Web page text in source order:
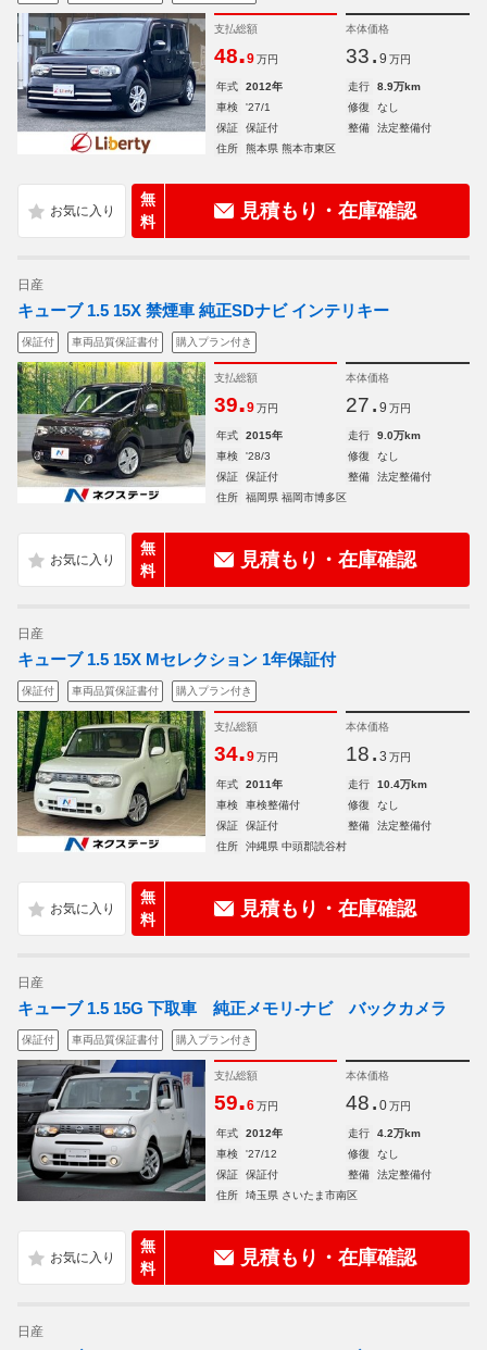
支払総額
48.9 万円
本体価格
33. 9 万円
年式 2012年 走行
8.9万km
車検
'27/1 修復
なし
保証
保証付 整備
法定整備付
住所
熊本県 熊本市東区
無
料
見積もり・在庫確認
日産
キューブ 1.5 15X 禁煙車 純正SDナビ インテリキー
保証付 車両品質保証書付 購入プラン付き
支払総額
39.9 万円
本体価格
27. 9 万円
年式 2015年 走行
9.0万km
車検
'28/3 修復
なし
保証
保証付 整備
法定整備付
住所
福岡県 福岡市博多区
無
料
見積もり・在庫確認
日産
キューブ 1.5 15X Mセレクション 1年保証付
保証付 車両品質保証書付 購入プラン付き
支払総額
34.9 万円
本体価格
18. 3 万円
年式 2011年 走行
10.4万km
車検
車検整備付 修復
なし
保証
保証付 整備
法定整備付
住所
沖縄県 中頭郡読谷村
無
料
見積もり・在庫確認
日産
キューブ 1.5 15G 下取車 純正メモリ-ナビ バックカメラ
保証付 車両品質保証書付 購入プラン付き
支払総額
59.6 万円
本体価格
48. 0 万円
年式 2012年 走行
4.2万km
車検
'27/12 修復
なし
保証
保証付 整備
法定整備付
住所
埼玉県 さいたま市南区
無
料
見積もり・在庫確認
日産